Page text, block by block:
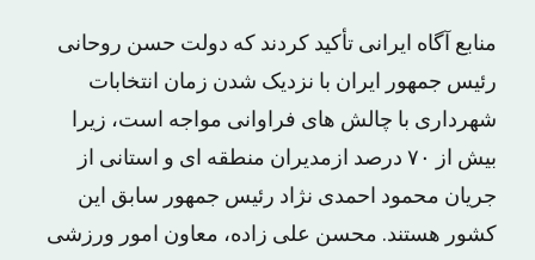
منابع آگاه ایرانی تأکید کردند که دولت حسن روحانی
رئیس جمهور ایران با نزدیک شدن زمان انتخابات
شهرداری با چالش های فراوانی مواجه است، زیرا
بیش از ۷۰ درصد ازمدیران منطقه ای و استانی از
جریان محمود احمدی نژاد رئیس جمهور سابق این
کشور هستند. محسن علی زاده، معاون امور ورزشی